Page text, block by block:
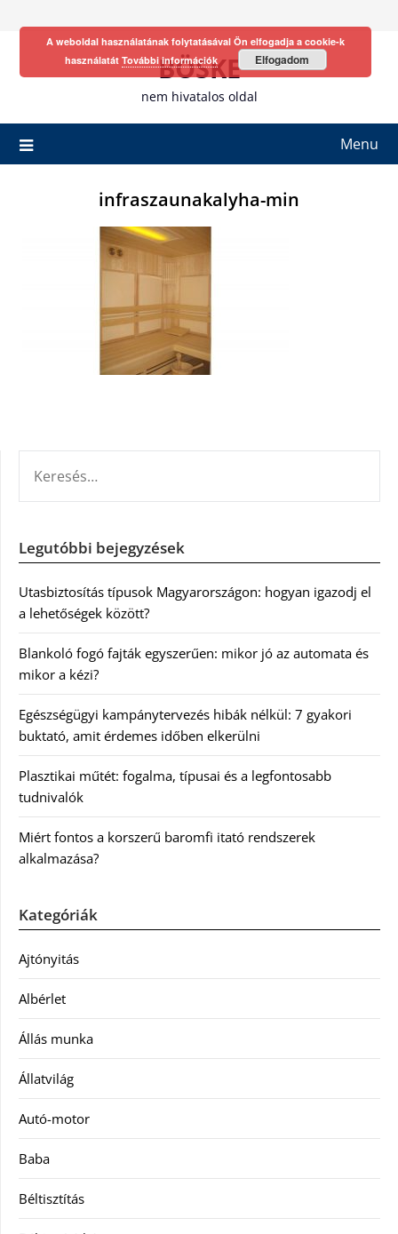
BÖSKE
nem hivatalos oldal
Menu
infraszaunakalyha-min
Legutóbbi bejegyzések
Utasbiztosítás típusok Magyarországon: hogyan igazodj el
a lehetőségek között?
Blankoló fogó fajták egyszerűen: mikor jó az automata és
mikor a kézi?
Egészségügyi kampánytervezés hibák nélkül: 7 gyakori
buktató, amit érdemes időben elkerülni
Plasztikai műtét: fogalma, típusai és a legfontosabb
tudnivalók
Miért fontos a korszerű baromfi itató rendszerek
alkalmazása?
Kategóriák
Ajtónyitás
Albérlet
Állás munka
Állatvilág
Autó-motor
Baba
Béltisztítás
A weboldal használatának folytatásával Ön elfogadja a cookie-k
használatát További információk Elfogadom